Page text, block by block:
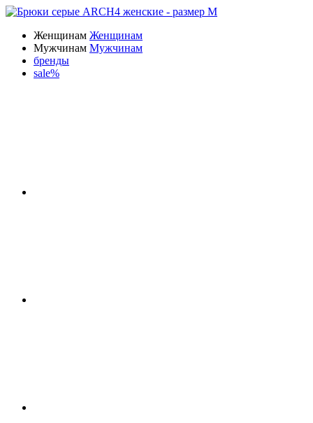
Женщинам Женщинам
Мужчинам Мужчинам
бренды
sale%